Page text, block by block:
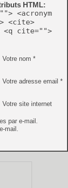
HTML:
<acronym
<cite>
<q cite="">
Votre nom *
Votre adresse email *
Votre site internet
par e-mail.
mail.